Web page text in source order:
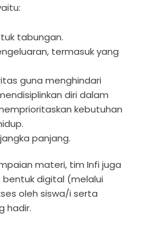
tabungan.
termasuk yang
guna menghindari
diri dalam
kebutuhan
panjang.
materi, tim Infi juga
digital (melalui
oleh siswa/i serta
hadir.